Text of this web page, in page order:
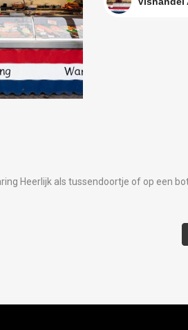
Heerlijk als tussendoortje of op een